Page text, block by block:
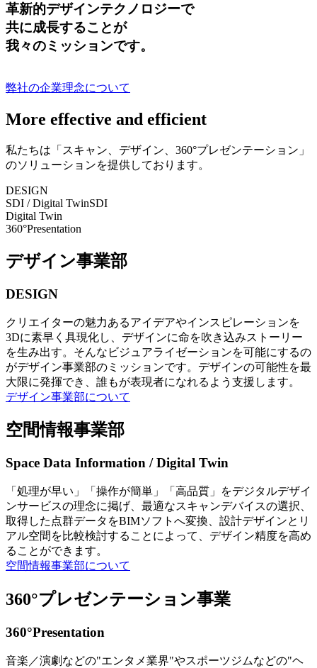
革新的デザインテクノロジーで
共に成長することが
我々のミッションです。
弊社の企業理念について
More effective and efficient
私たちは「スキャン、デザイン、360°プレゼンテーション」
のソリューションを提供しております。
DESIGN
SDI / Digital TwinSDI
Digital Twin
360°Presentation
デザイン事業部
DESIGN
クリエイターの魅力あるアイデアやインスピレーションを
3Dに素早く具現化し、デザインに命を吹き込みストーリー
を生み出す。そんなビジュアライゼーションを可能にするの
がデザイン事業部のミッションです。デザインの可能性を最
大限に発揮でき、誰もが表現者になれるよう支援します。
デザイン事業部について
空間情報事業部
Space Data Information / Digital Twin
「処理が早い」「操作が簡単」「高品質」をデジタルデザイ
ンサービスの理念に掲げ、最適なスキャンデバイスの選択、
取得した点群データをBIMソフトへ変換、設計デザインとリ
アル空間を比較検討することによって、デザイン精度を高め
ることができます。
空間情報事業部について
360°プレゼンテーション事業
360°Presentation
音楽／演劇などの"エンタメ業界"やスポーツジムなどの"ヘ